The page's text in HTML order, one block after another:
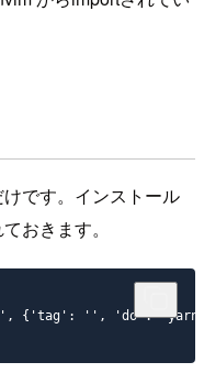
です。インストール
おきます。